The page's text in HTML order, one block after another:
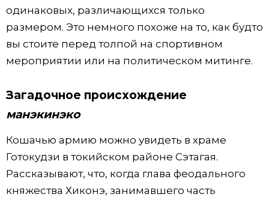
Технологии
одинаковых, различающихся только
размером. Это немного похоже на то, как будто
вы стоите перед толпой на спортивном
мероприятии или на политическом митинге.
Загадочное происхождение
манэкинэко
Кошачью армию можно увидеть в храме
Готокудзи в токийском районе Сэтагая.
Рассказывают, что, когда глава феодального
княжества Хиконэ, занимавшего часть